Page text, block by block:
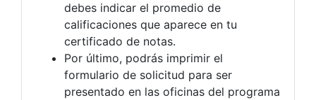
debes indicar el promedio de
calificaciones que aparece en tu
certificado de notas.
Por último, podrás imprimir el
formulario de solicitud para ser
presentado en las oficinas del programa